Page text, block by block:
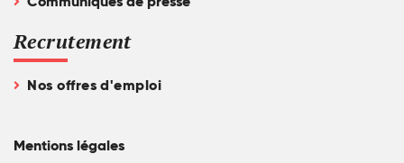
Recrutement
Nos offres d'emploi
Mentions légales